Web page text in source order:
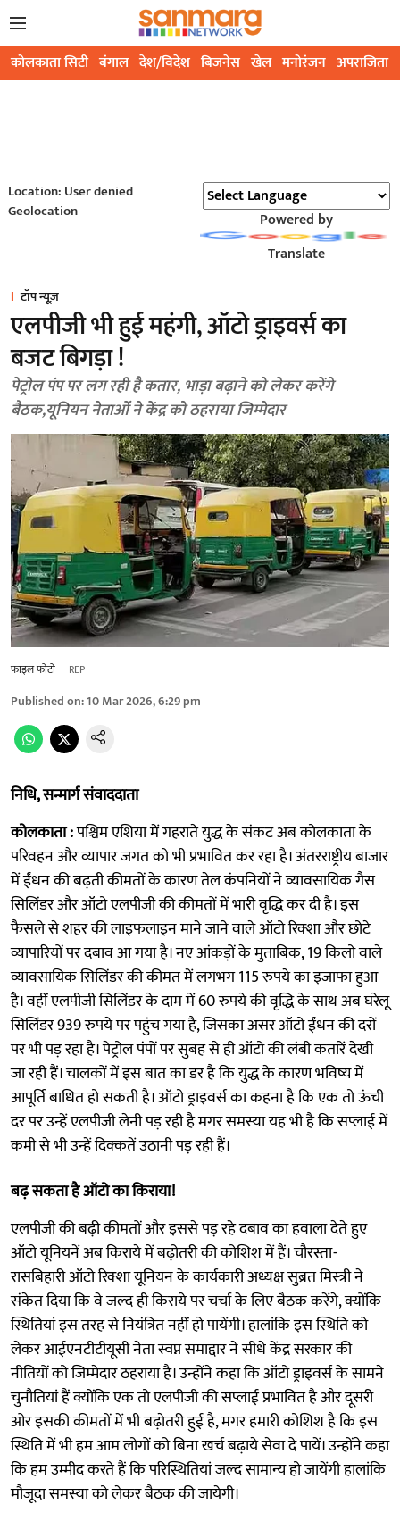
कोलकाता सिटी बंगाल देश/विदेश बिजनेस खेल मनोरंजन अपराजिता
Location: User denied
Geolocation
Powered by
Translate
टॉप न्यूज़
एलपीजी भी हुई महंगी, ऑटो ड्राइवर्स का
बजट बिगड़ा !
पेट्राेल पंप पर लग रही है कतार, भाड़ा बढ़ाने को लेकर करेंगे
बैठक,यूनियन नेताओं ने केंद्र को ठहराया जिम्मेदार
फाइल फोटो REP
Published on:10 Mar 2026, 6:29 pm
निधि, सन्मार्ग संवाददाता
कोलकाता :पश्चिम एशिया में गहराते युद्ध के संकट अब कोलकाता के
परिवहन और व्यापार जगत को भी प्रभावित कर रहा है। अंतरराष्ट्रीय बाजार
में ईंधन की बढ़ती कीमतों के कारण तेल कंपनियों ने व्यावसायिक गैस
सिलिंडर और ऑटो एलपीजी की कीमतों में भारी वृद्धि कर दी है। इस
फैसले से शहर की लाइफलाइन माने जाने वाले ऑटो रिक्शा और छोटे
व्यापारियों पर दबाव आ गया है। नए आंकड़ों के मुताबिक, 19 किलो वाले
व्यावसायिक सिलिंडर की कीमत में लगभग 115 रुपये का इजाफा हुआ
है। वहीं एलपीजी सिलिंडर के दाम में 60 रुपये की वृद्धि के साथ अब घरेलू
सिलिंडर 939 रुपये पर पहुंच गया है, जिसका असर ऑटो ईंधन की दरों
पर भी पड़ रहा है। पेट्रोल पंपों पर सुबह से ही ऑटो की लंबी कतारें देखी
जा रही हैं। चालकों में इस बात का डर है कि युद्ध के कारण भविष्य में
आपूर्ति बाधित हो सकती है। ऑटो ड्राइवर्स का कहना है कि एक तो ऊंची
दर पर उन्हें एलपीजी लेनी पड़ रही है मगर समस्या यह भी है कि सप्लाई में
कमी से भी उन्हें दिक्कतें उठानी पड़ रही हैं।
बढ़ सकता है ऑटो का किराया!
एलपीजी की बढ़ी कीमतों और इससे पड़ रहे दबाव का हवाला देते हुए
ऑटो यूनियनें अब किराये में बढ़ोतरी की कोशिश में हैं। चौरस्ता-
रासबिहारी ऑटो रिक्शा यूनियन के कार्यकारी अध्यक्ष सुब्रत मिस्त्री ने
संकेत दिया कि वे जल्द ही किराये पर चर्चा के लिए बैठक करेंगे, क्योंकि
स्थितियां इस तरह से नियंत्रित नहीं हो पायेंगी। हालांकि इस स्थिति को
लेकर आईएनटीटीयूसी नेता स्वप्न समाद्दार ने सीधे केंद्र सरकार की
नीतियों को जिम्मेदार ठहराया है। उन्होंने कहा कि ऑटो ड्राइवर्स के सामने
चुनौतियां हैं क्योंकि एक तो एलपीजी की सप्लाई प्रभावित है और दूसरी
ओर इसकी कीमतों में भी बढ़ाेतरी हुई है, मगर हमारी कोशिश है कि इस
स्थिति में भी हम आम लोगों को बिना खर्च बढ़ाये सेवा दे पायें। उन्होंने कहा
कि हम उम्मीद करते हैं कि परिस्थितियां जल्द सामान्य हो जायेंगी हालांकि
मौजूदा समस्या को लेकर बैठक की जायेगी।